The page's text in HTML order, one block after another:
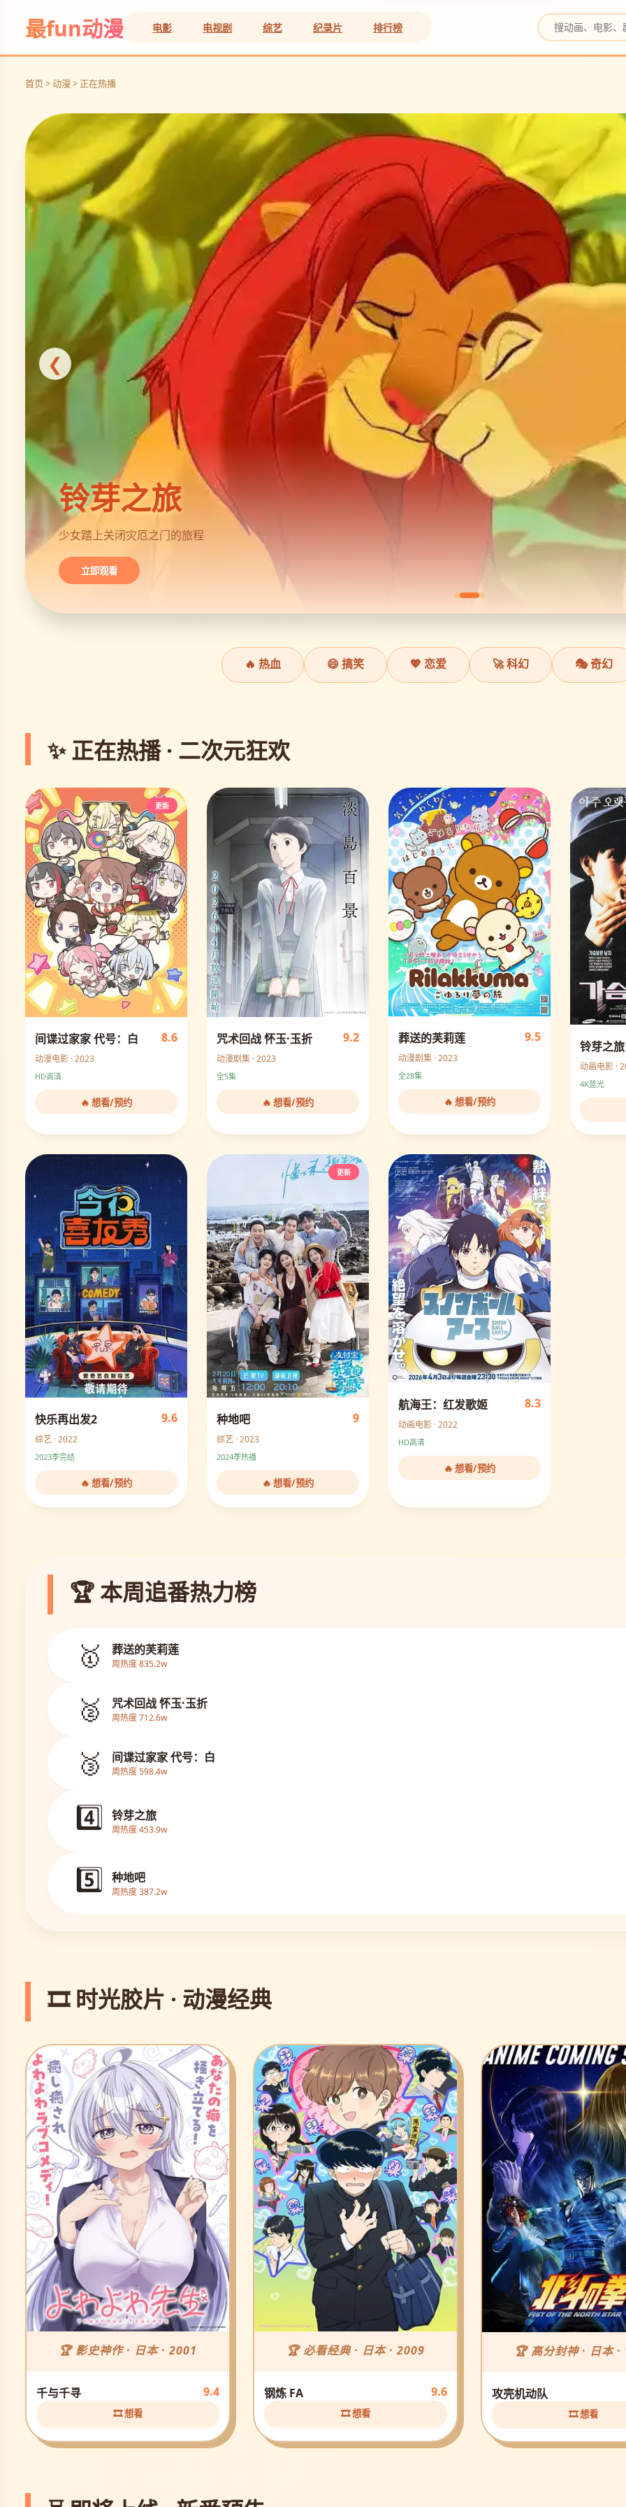
最fun动漫 电影 电视剧 综艺 纪录片 排行榜
首页 > 动漫 > 正在热播
铃芽之旅
少女踏上关闭灾厄之门的旅程
立即观看
❮
🔥 热血 😄 搞笑 💖 恋爱 🚀 科幻 🎭 奇幻
✨ 正在热播 · 二次元狂欢
更新
间谍过家家 代号：白 8.6
动漫电影 · 2023
HD高清
🔥 想看/预约
咒术回战 怀玉·玉折 9.2
动漫剧集 · 2023
全5集
🔥 想看/预约
葬送的芙莉莲 9.5
动漫剧集 · 2023
全28集
🔥 想看/预约
铃芽之旅
动画电影 ·
4K蓝光
快乐再出发2 9.6
综艺 · 2022
2023季完结
🔥 想看/预约
更新
种地吧 9
综艺 · 2023
2024季热播
🔥 想看/预约
航海王：红发歌姬 8.3
动画电影 · 2022
HD高清
🔥 想看/预约
🏆 本周追番热力榜
🥇 葬送的芙莉莲
周热度 835.2w
🥈 咒术回战 怀玉·玉折
周热度 712.6w
🥉 间谍过家家 代号：白
周热度 598.4w
4️⃣ 铃芽之旅
周热度 453.9w
5️⃣ 种地吧
周热度 387.2w
🎞️ 时光胶片 · 动漫经典
🏆 影史神作 · 日本 · 2001
千与千寻 9.4
🎞️ 想看
🏆 必看经典 · 日本 · 2009
钢炼 FA 9.6
🎞️ 想看
🏆 高分封神 · 日本
攻壳机动队
🎞️ 想看